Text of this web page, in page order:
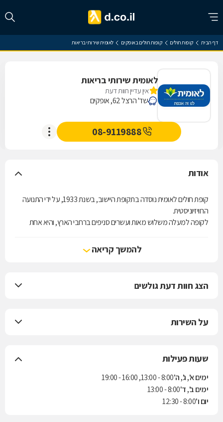
דף הבית קופות חולים קופות חולים באופקים לאומית שירותי בריאות
לאומית שירותי בריאות
אין עדיין חוות דעת
שד' הרצל 62, אופקים
08-9119888
אודות
קופת חולים לאומית נוסדה בתקופת היישוב, בשנת 1933, על ידי התנועה
הרוויזיוניסטית.
לקופה למעלה משלוש מאות ועשרים סניפים ברחבי הארץ, והיא אחת
להמשך קריאה
הצג חוות דעת גולשים
על השירות
שעות פעילות
ימים א', ג', ה'8:00 - 13:00, 16:00 - 19:00
ימים ב', ד'8:00 - 13:00
יום ו'8:00 - 12:30